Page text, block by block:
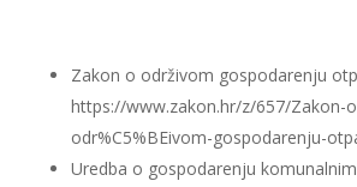
Zakon o održivom gospodarenju
https://www.zakon.hr/z/657/Zakon-
odr%C5%BEivom-gospodarenju-
Uredba o gospodarenju